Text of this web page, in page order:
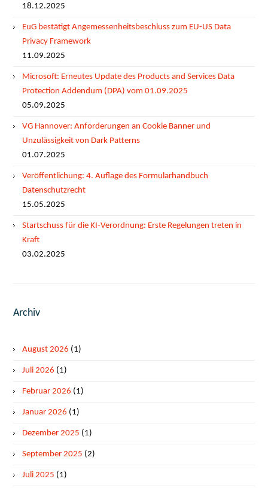
18.12.2025
EuG bestätigt Angemessenheitsbeschluss zum EU-US Data
Privacy Framework
11.09.2025
Microsoft: Erneutes Update des Products and Services Data
Protection Addendum (DPA) vom 01.09.2025
05.09.2025
VG Hannover: Anforderungen an Cookie Banner und
Unzulässigkeit von Dark Patterns
01.07.2025
Veröffentlichung: 4. Auflage des Formularhandbuch
Datenschutzrecht
15.05.2025
Startschuss für die KI-Verordnung: Erste Regelungen treten in
Kraft
03.02.2025
Archiv
August 2026 (1)
Juli 2026 (1)
Februar 2026 (1)
Januar 2026 (1)
Dezember 2025 (1)
September 2025 (2)
Juli 2025 (1)